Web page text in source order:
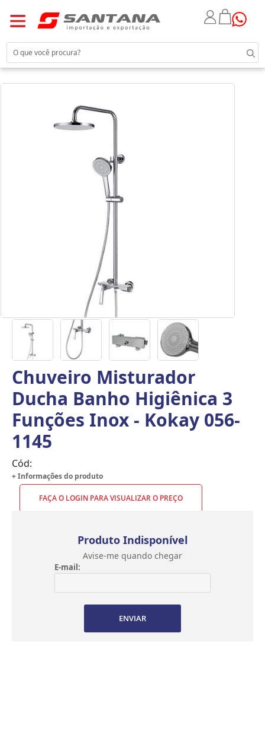
Chuveiro Misturador
Ducha Banho Higiênica 3
Funções Inox - Kokay 056-
1145
Cód:
+ Informações do produto
FAÇA O LOGIN PARA VISUALIZAR O PREÇO
Produto Indisponível
Avise-me quando chegar
E-mail:
ENVIAR